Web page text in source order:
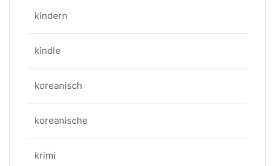
kindern
kindle
koreanisch
koreanische
krimi